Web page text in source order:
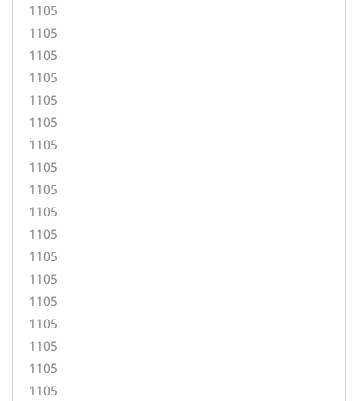
1105
1105
1105
1105
1105
1105
1105
1105
1105
1105
1105
1105
1105
1105
1105
1105
1105
1105